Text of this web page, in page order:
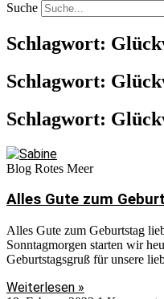
Suche
Schlagwort:
Schlagwort:
Schlagwort:
Blog Rotes Meer
Alles Gute zum
Alles Gute zum Geburtstag
Sonntagmorgen starten wir
Geburtstagsgruß für unsere
Weiterlesen »